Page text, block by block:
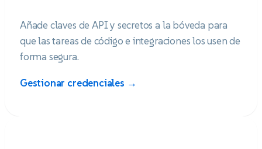
Añade claves de API y secretos a la bóveda para
que las tareas de código e integraciones los usen de
forma segura.
Gestionar credenciales →